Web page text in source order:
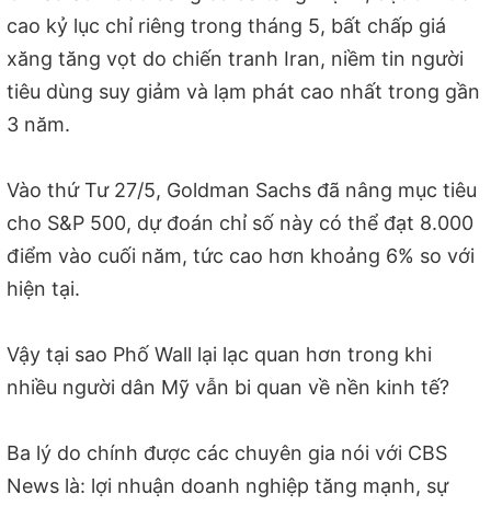
cao kỷ lục chỉ riêng trong tháng 5, bất chấp giá
xăng tăng vọt do chiến tranh Iran, niềm tin người
tiêu dùng suy giảm và lạm phát cao nhất trong gần
3 năm.
Vào thứ Tư 27/5, Goldman Sachs đã nâng mục tiêu
cho S&P 500, dự đoán chỉ số này có thể đạt 8.000
điểm vào cuối năm, tức cao hơn khoảng 6% so với
hiện tại.
Vậy tại sao Phố Wall lại lạc quan hơn trong khi
nhiều người dân Mỹ vẫn bi quan về nền kinh tế?
Ba lý do chính được các chuyên gia nói với CBS
News là: lợi nhuận doanh nghiệp tăng mạnh, sự